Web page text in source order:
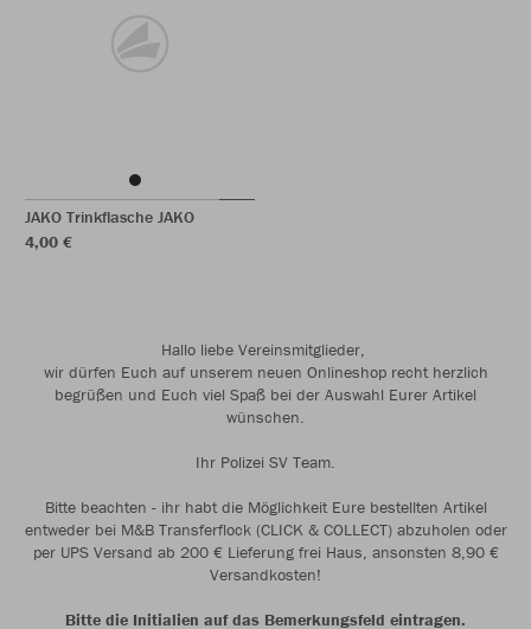
JAKO Trinkflasche JAKO
4,00 €
Hallo liebe Vereinsmitglieder,
wir dürfen Euch auf unserem neuen Onlineshop recht herzlich
begrüßen und Euch viel Spaß bei der Auswahl Eurer Artikel
wünschen.
Ihr Polizei SV Team.
Bitte beachten - ihr habt die Möglichkeit Eure bestellten Artikel
entweder bei M&B Transferflock (CLICK & COLLECT) abzuholen oder
per UPS Versand ab 200 € Lieferung frei Haus, ansonsten 8,90 €
Versandkosten!
Bitte die Initialien auf das Bemerkungsfeld eintragen.